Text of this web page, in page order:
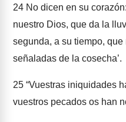
24 No dicen en su
nuestro Dios, que da la
segunda, a su tiempo,
señaladas de la cosecha’.
25 “Vuestras iniquidades
vuestros pecados os han